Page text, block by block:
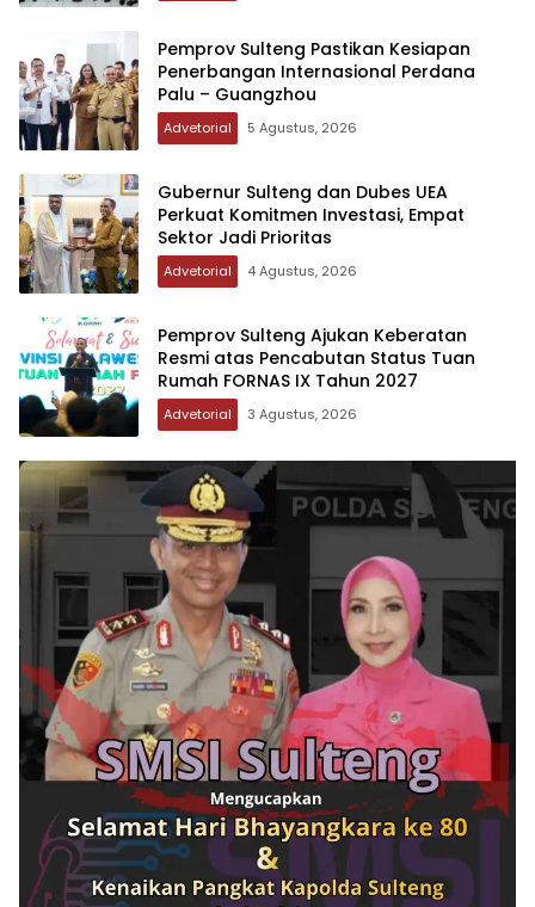
Pemprov Sulteng Pastikan Kesiapan
Penerbangan Internasional Perdana
Palu – Guangzhou
Advetorial 5 Agustus, 2026
Gubernur Sulteng dan Dubes UEA
Perkuat Komitmen Investasi, Empat
Sektor Jadi Prioritas
Advetorial 4 Agustus, 2026
Pemprov Sulteng Ajukan Keberatan
Resmi atas Pencabutan Status Tuan
Rumah FORNAS IX Tahun 2027
Advetorial 3 Agustus, 2026